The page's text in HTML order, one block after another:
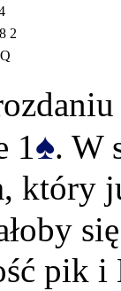
2
1♠. W
który
pik i